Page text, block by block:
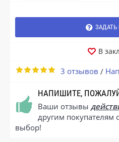
ЗАДАТЬ
В
3 отзывов /
НАПИШИТЕ,
Ваши отзывы
другим покупателям
выбор!